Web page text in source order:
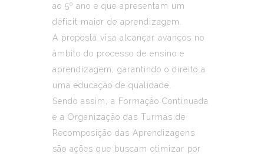
ao 5º ano e que apresentam um
déficit maior de aprendizagem.
A proposta visa alcançar avanços no
âmbito do processo de ensino e
aprendizagem, garantindo o direito a
uma educação de qualidade.
Sendo assim, a Formação Continuada
e a Organização das Turmas de
Recomposição das Aprendizagens
são ações que buscam otimizar por